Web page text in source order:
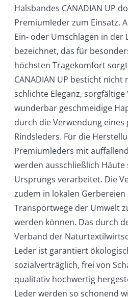
Halsbandes CANADIAN UP
Premiumleder zum Einsatz.
Ein- oder Umschlagen in
bezeichnet, das für
höchsten Tragekomfort
CANADIAN UP besticht
schlichte Eleganz,
wunderbar geschmeidige
durch die Verwendung eines
Rindsleders. Für die
Premiumleders mit
werden ausschließlich
Ursprungs verarbeitet. Die
zudem in lokalen
Transportwege der Umwelt
werden können. Das durch
Verband der
Leder ist garantiert
sozialverträglich, frei von
qualitativ hochwertig
Leder werden so schonend